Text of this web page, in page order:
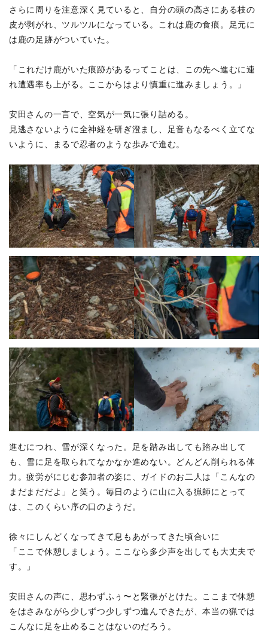
さらに周りを注意深く見ていると、自分の頭の高さにある枝の
皮が剥がれ、ツルツルになっている。これは鹿の食痕。足元に
は鹿の足跡がついていた。
「これだけ鹿がいた痕跡があるってことは、この先へ進むに連
れ遭遇率も上がる。ここからはより慎重に進みましょう。」
安田さんの一言で、空気が一気に張り詰める。
見逃さないように全神経を研ぎ澄まし、足音もなるべく立てな
いように、まるで忍者のような歩みで進む。
進むにつれ、雪が深くなった。足を踏み出しても踏み出して
も、雪に足を取られてなかなか進めない。どんどん削られる体
力。疲労がにじむ参加者の姿に、ガイドのお二人は「こんなの
まだまだだよ」と笑う。毎日のように山に入る猟師にとって
は、このくらい序の口のようだ。
徐々にしんどくなってきて息もあがってきた頃合いに
「ここで休憩しましょう。ここなら多少声を出しても大丈夫で
す。」
安田さんの声に、思わずふぅ〜と緊張がとけた。ここまで休憩
をはさみながら少しずつ少しずつ進んできたが、本当の猟では
こんなに足を止めることはないのだろう。